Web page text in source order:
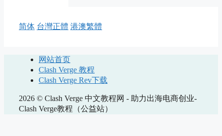
简体 台灣正體 港澳繁體
网站首页
Clash Verge 教程
Clash Verge Rev下载
2026 © Clash Verge 中文教程网 - 助力出海电商创业-
Clash Verge教程（公益站）